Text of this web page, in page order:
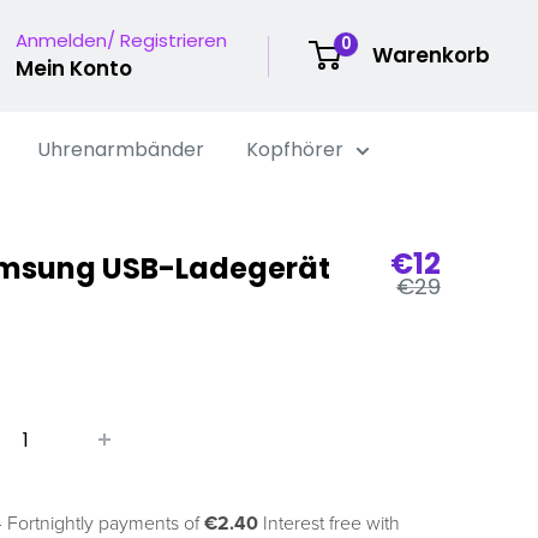
Anmelden/ Registrieren
Mein Konto
0 Warenkorb
Uhrenarmbänder Kopfhörer
USB-Ladegerät €12
Regulärer
€29
payments of€2.40 Interest free with